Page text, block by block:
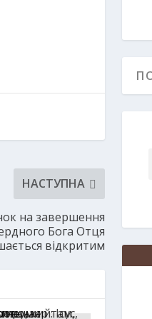
НАСТУПНА
на завершення
Бога Отця
відкритим